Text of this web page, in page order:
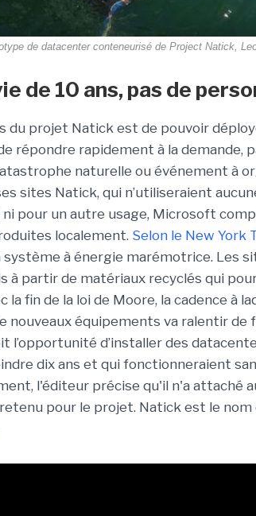
de datacenter conteneurisé de Project Natick,
de 10 ans, pas de
du projet Natick est de pouvoir
répondre rapidement à la demande,
naturelle ou événement à
sites Natick, qui n’utiliseraient
pour un autre usage, Microsoft
localement. Selon le New York
à énergie marémotrice. Les
à partir de matériaux recyclés qui
la fin de la loi de Moore, la cadence à
nouveaux équipements va ralentir de
l’opportunité d’installer des
dix ans et qui fonctionneraient
l'éditeur précise qu'il n'a attaché
pour le projet. Natick est le